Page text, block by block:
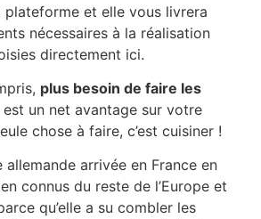
plateforme et elle vous livrera
nécessaires à la réalisation
directement ici.
plus besoin de faire les
est un net avantage sur votre
chose à faire, c’est cuisiner !
arrivée en France en
connus du reste de l’Europe et
qu’elle a su combler les